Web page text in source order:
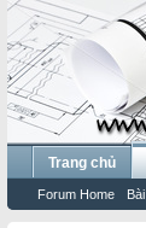
Trang chủ
Forum Home